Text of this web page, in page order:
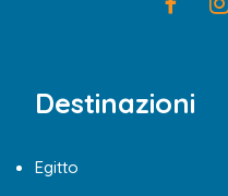
Destinazioni
Egitto